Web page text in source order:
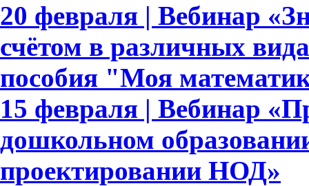
20 февраля | Вебинар
счётом в различных
пособия "Моя
15 февраля | Вебинар
дошкольном
проектировании НОД»